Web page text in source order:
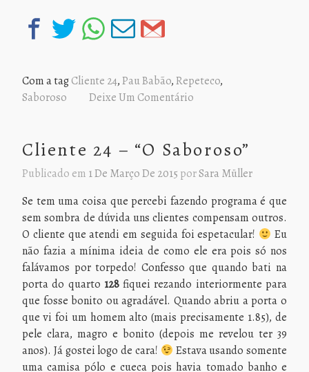
Com a tagCliente 24,Pau Babão,Repeteco,
Saboroso
Deixe Um Comentário
Cliente 24 – “O Saboroso”
Publicado em 1 De Março De 2015 porSara Müller
Se tem uma coisa que percebi fazendo programa é que
sem sombra de dúvida uns clientes compensam outros.
O cliente que atendi em seguida foi espetacular!
Eu
não fazia a mínima ideia de como ele era pois só nos
falávamos por torpedo! Confesso que quando bati na
porta do quarto 128fiquei rezando interiormente para
que fosse bonito ou agradável. Quando abriu a porta o
que vi foi um homem alto (mais precisamente 1.85), de
pele clara, magro e bonito (depois me revelou ter 39
anos). Já gostei logo de cara!
Estava usando somente
uma camisa pólo e cueca pois havia tomado banho e